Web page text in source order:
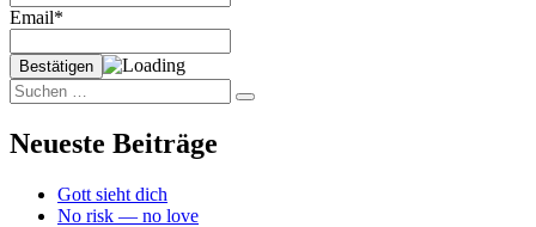
ändert“
Gott
das
Vorzeichen
ändert
Email*
Suchen
nach:
Suchen
Neueste Beiträge
Gott sieht dich
No risk — no love